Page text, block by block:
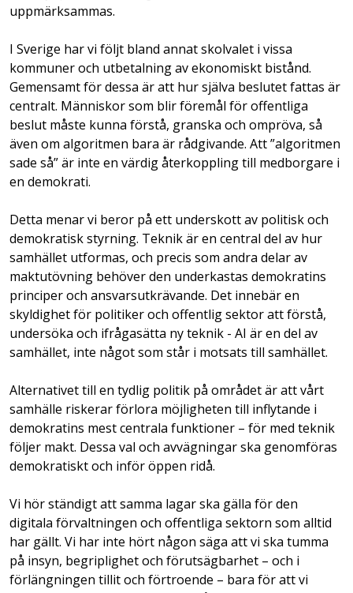
uppmärksammas.
I Sverige har vi följt bland annat skolvalet i vissa
kommuner och utbetalning av ekonomiskt bistånd.
Gemensamt för dessa är att hur själva beslutet fattas är
centralt. Människor som blir föremål för offentliga
beslut måste kunna förstå, granska och ompröva, så
även om algoritmen bara är rådgivande. Att ”algoritmen
sade så” är inte en värdig återkoppling till medborgare i
en demokrati.
Detta menar vi beror på ett underskott av politisk och
demokratisk styrning. Teknik är en central del av hur
samhället utformas, och precis som andra delar av
maktutövning behöver den underkastas demokratins
principer och ansvarsutkrävande. Det innebär en
skyldighet för politiker och offentlig sektor att förstå,
undersöka och ifrågasätta ny teknik - AI är en del av
samhället, inte något som står i motsats till samhället.
Alternativet till en tydlig politik på området är att vårt
samhälle riskerar förlora möjligheten till inflytande i
demokratins mest centrala funktioner – för med teknik
följer makt. Dessa val och avvägningar ska genomföras
demokratiskt och inför öppen ridå.
Vi hör ständigt att samma lagar ska gälla för den
digitala förvaltningen och offentliga sektorn som alltid
har gällt. Vi har inte hört någon säga att vi ska tumma
på insyn, begriplighet och förutsägbarhet – och i
förlängningen tillit och förtroende – bara för att vi